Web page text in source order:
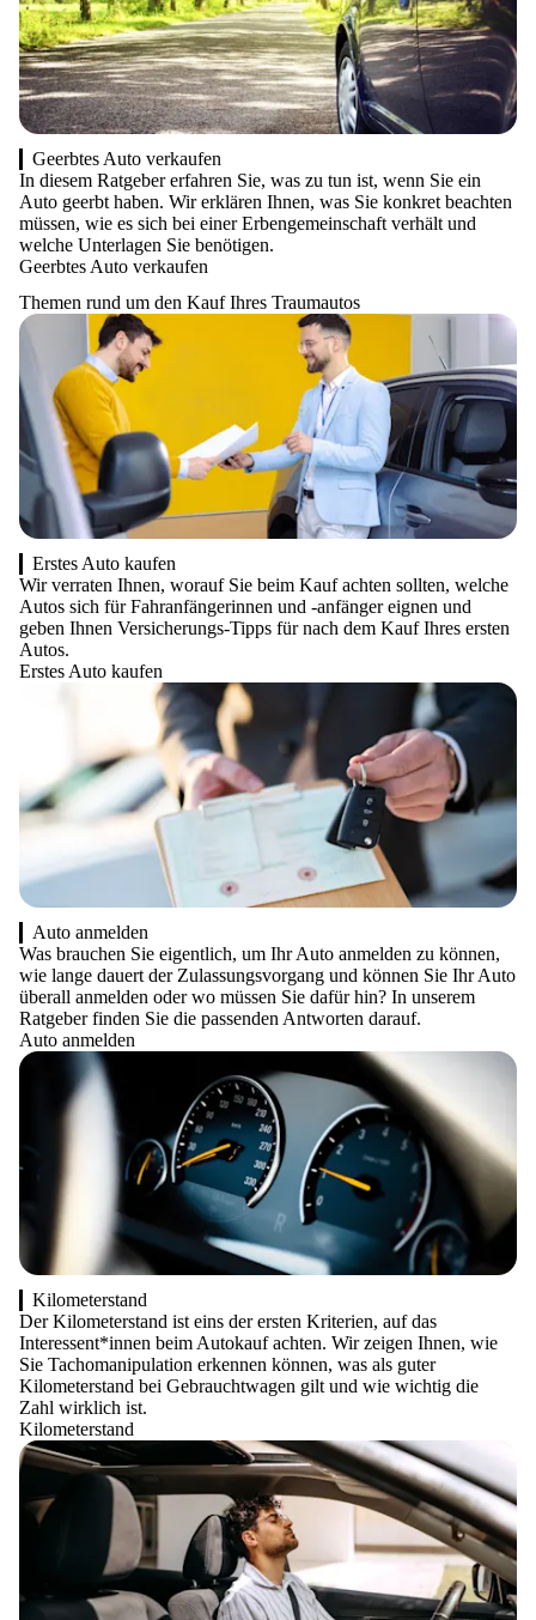
Geerbtes Auto verkaufen
In diesem Ratgeber erfahren Sie, was zu tun ist, wenn Sie ein
Auto geerbt haben. Wir erklären Ihnen, was Sie konkret beachten
müssen, wie es sich bei einer Erbengemeinschaft verhält und
welche Unterlagen Sie benötigen.
Geerbtes Auto verkaufen
Themen rund um den Kauf Ihres Traumautos
Erstes Auto kaufen
Wir verraten Ihnen, worauf Sie beim Kauf achten sollten, welche
Autos sich für Fahranfängerinnen und -anfänger eignen und
geben Ihnen Versicherungs-Tipps für nach dem Kauf Ihres ersten
Autos.
Erstes Auto kaufen
Auto anmelden
Was brauchen Sie eigentlich, um Ihr Auto anmelden zu können,
wie lange dauert der Zulassungsvorgang und können Sie Ihr Auto
überall anmelden oder wo müssen Sie dafür hin? In unserem
Ratgeber finden Sie die passenden Antworten darauf.
Auto anmelden
Kilometerstand
Der Kilometerstand ist eins der ersten Kriterien, auf das
Interessent*innen beim Autokauf achten. Wir zeigen Ihnen, wie
Sie Tachomanipulation erkennen können, was als guter
Kilometerstand bei Gebrauchtwagen gilt und wie wichtig die
Zahl wirklich ist.
Kilometerstand